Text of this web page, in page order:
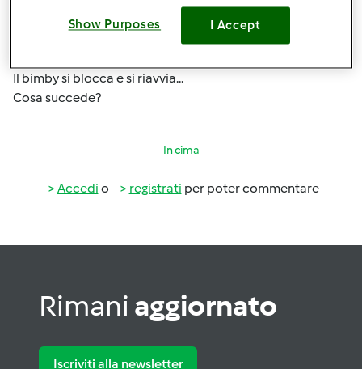
-le mie ricette
Il bimby si blocca e si riavvia...
Cosa succede?
In cima
Accedi o registrati per poter commentare
Rimani aggiornato
Iscriviti alla newsletter
Show Purposes I Accept